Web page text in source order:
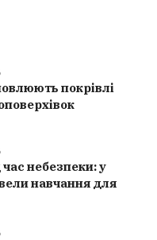
покрівлі
час небезпеки: у
навчання для